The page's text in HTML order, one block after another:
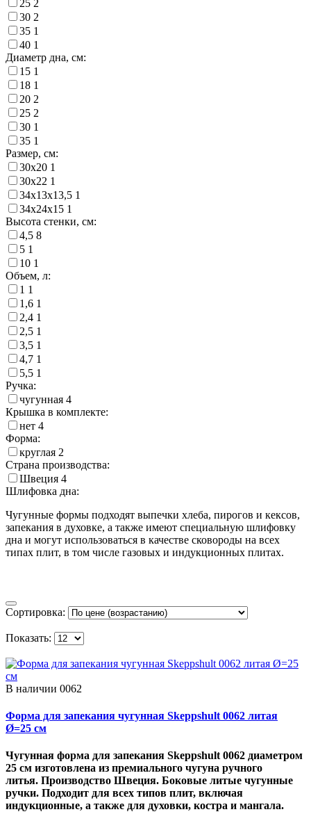
25 2
30 2
35 1
40 1
Диаметр дна, см:
15 1
18 1
20 2
25 2
30 1
35 1
Размер, см:
30х20 1
30х22 1
34х13х13,5 1
34х24х15 1
Высота стенки, см:
4,5 8
5 1
10 1
Объем, л:
1 1
1,6 1
2,4 1
2,5 1
3,5 1
4,7 1
5,5 1
Ручка:
чугунная 4
Крышка в комплекте:
нет 4
Форма:
круглая 2
Страна производства:
Швеция 4
Шлифовка дна:
Чугунные формы подходят выпечки хлеба, пирогов и кексов,
запекания в духовке, а также имеют специальную шлифовку
дна и могут использоваться в качестве сковороды на всех
типах плит, в том числе газовых и индукционных плитах.
Сортировка:
Показать:
В наличии 0062
Форма для запекания чугунная Skeppshult 0062 литая
Ø=25 см
Чугунная форма для запекания Skeppshult 0062 диаметром
25 см изготовлена из премиального чугуна ручного
литья. Производство Швеция. Боковые литые чугунные
ручки. Подходит для всех типов плит, включая
индукционные, а также для духовки, костра и мангала.